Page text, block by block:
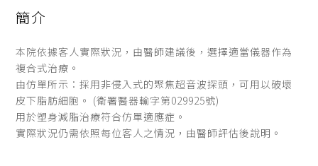
簡介
本院依據客人實際狀況，由醫師建議後，選擇適當儀器作為
複合式治療。
由仿單所示：採用非侵入式的聚焦超音波探頭，可用以破壞
皮下脂肪細胞。 (衛署醫器輸字第029925號)
用於塑身減脂治療符合仿單適應症。
實際狀況仍需依照每位客人之情況，由醫師評估後說明。